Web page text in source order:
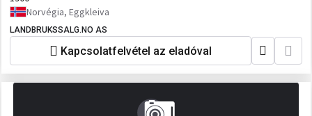
Norvégia, Eggkleiva
LANDBRUKSSALG.NO AS
Kapcsolatfelvétel az eladóval